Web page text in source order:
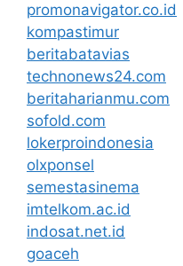
promonavigator.co.id
kompastimur
beritabatavias
technonews24.com
beritaharianmu.com
sofold.com
lokerproindonesia
olxponsel
semestasinema
imtelkom.ac.id
indosat.net.id
goaceh